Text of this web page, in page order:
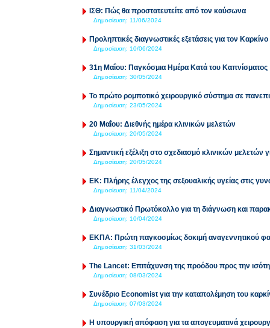
ΙΣΘ: Πώς θα προστατευτείτε από τον καύσωνα
Δημοσίευση: 11/06/2024
Προληπτικές διαγνωστικές εξετάσεις για τον
Δημοσίευση: 10/06/2024
31η Μαΐου: Παγκόσμια Ημέρα Κατά του Καπνίσματος
Δημοσίευση: 30/05/2024
Το πρώτο ρομποτικό χειρουργικό σύστημα σε
Δημοσίευση: 23/05/2024
20 Μαΐου: Διεθνής ημέρα κλινικών μελετών
Δημοσίευση: 20/05/2024
Σημαντική εξέλιξη στο σχεδιασμό κλινικών
Δημοσίευση: 20/05/2024
ΕΚ: Πλήρης έλεγχος της σεξουαλικής υγείας στις
Δημοσίευση: 11/04/2024
Διαγνωστικό Πρωτόκολλο για τη διάγνωση και
Δημοσίευση: 10/04/2024
ΕΚΠΑ: Πρώτη παγκοσμίως δοκιμή αναγεννητικού
Δημοσίευση: 31/03/2024
The Lancet: Επιτάχυνση της προόδου προς την
Δημοσίευση: 08/03/2024
Συνέδριο Economist για την καταπολέμηση του
Δημοσίευση: 07/03/2024
Η υπουργική απόφαση για τα απογευματινά